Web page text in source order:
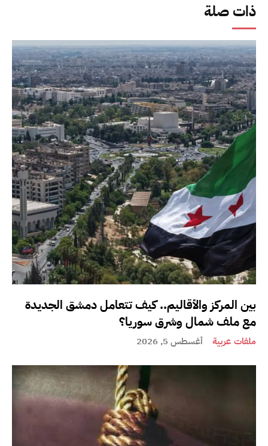
ذات صلة
بين المركز والأقاليم.. كيف تتعامل دمشق الجديدة
مع ملف شمال وشرق سوريا؟
ملفات عربية أغسطس 5, 2026